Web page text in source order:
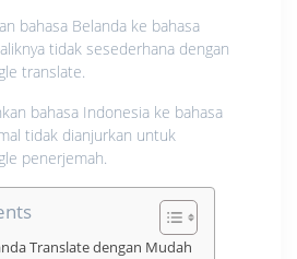
bahasa Belanda ke bahasa
tidak sesederhana dengan
translate.
bahasa Indonesia ke bahasa
tidak dianjurkan untuk
penerjemah.
Translate dengan Mudah